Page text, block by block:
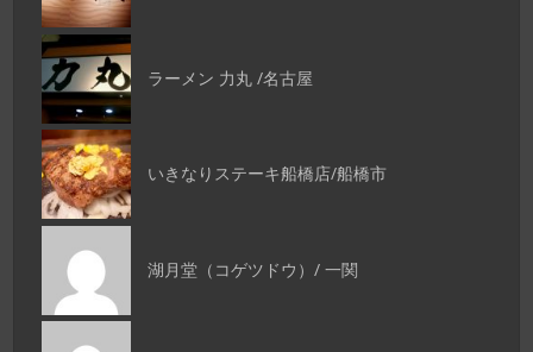
ラーメン 力丸 /名古屋
いきなりステーキ船橋店/船橋市
湖月堂（コゲツドウ）/ 一関